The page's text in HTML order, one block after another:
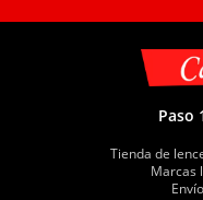
Paso
Tienda de
Marcas